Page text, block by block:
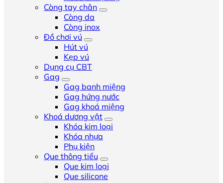
Còng tay chân
Còng da
Còng inox
Đồ chơi vú
Hút vú
Kẹp vú
Dụng cụ CBT
Gag
Gag banh miệng
Gag hứng nước
Gag khoá miệng
Khoá dương vật
Khóa kim loại
Khóa nhựa
Phụ kiện
Que thông tiểu
Que kim loại
Que silicone